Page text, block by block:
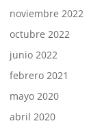
noviembre 2022
octubre 2022
junio 2022
febrero 2021
mayo 2020
abril 2020